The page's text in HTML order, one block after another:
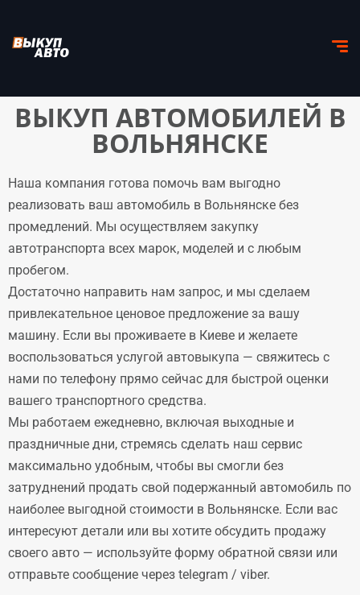
ВЫКУП АВТОМОБИЛЕЙ В
ВОЛЬНЯНСКЕ
Наша компания готова помочь вам выгодно
реализовать ваш автомобиль в Вольнянске без
промедлений. Мы осуществляем закупку
автотранспорта всех марок, моделей и с любым
пробегом.
Достаточно направить нам запрос, и мы сделаем
привлекательное ценовое предложение за вашу
машину. Если вы проживаете в Киеве и желаете
воспользоваться услугой автовыкупа — свяжитесь с
нами по телефону прямо сейчас для быстрой оценки
вашего транспортного средства.
Мы работаем ежедневно, включая выходные и
праздничные дни, стремясь сделать наш сервис
максимально удобным, чтобы вы смогли без
затруднений продать свой подержанный автомобиль по
наиболее выгодной стоимости в Вольнянске. Если вас
интересуют детали или вы хотите обсудить продажу
своего авто — используйте форму обратной связи или
отправьте сообщение через telegram / viber.